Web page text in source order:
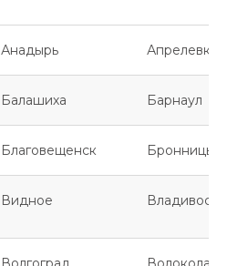
Анадырь Апрелевка
Балашиха Барнаул
Благовещенск Бронницы
Видное